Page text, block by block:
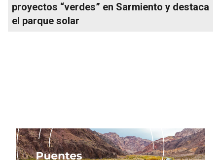
proyectos “verdes” en Sarmiento y destaca
el parque solar